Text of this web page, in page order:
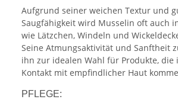
Aufgrund seiner weichen Textur und
Saugfähigkeit wird Musselin oft auch
wie Lätzchen, Windeln und
Seine Atmungsaktivität und Sanftheit
ihn zur idealen Wahl für Produkte, die
Kontakt mit empfindlicher Haut
PFLEGE: